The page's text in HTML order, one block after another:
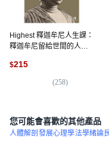
Highest 釋迦牟尼人生課：
釋迦牟尼留給世間的人生
$215
(258)
您可能會喜歡的其他產品
人體解剖 發展心理學法學緒論